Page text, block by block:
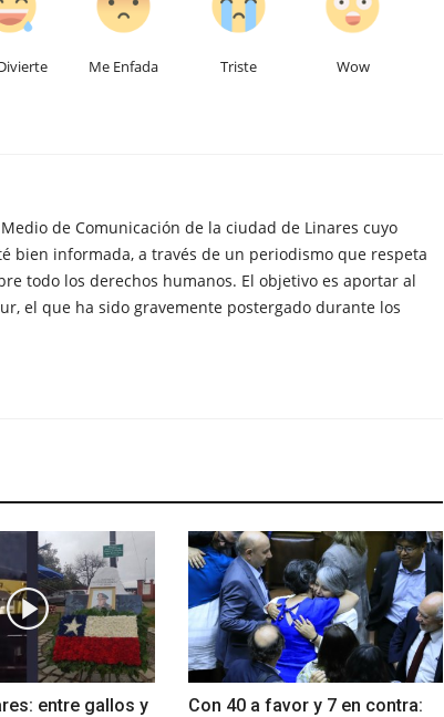
Me Enfada Triste Wow
de Comunicación de la ciudad de Linares cuyo
bien informada, a través de un periodismo que respeta
todo los derechos humanos. El objetivo es aportar al
el que ha sido gravemente postergado durante los
entre gallos y Con 40 a favor y 7 en contra: